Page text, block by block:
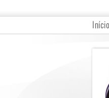
Início